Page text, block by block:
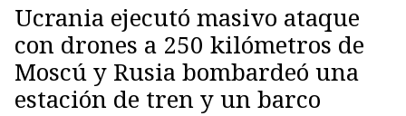
Ucrania ejecutó masivo ataque
con drones a 250 kilómetros de
Moscú y Rusia bombardeó una
estación de tren y un barco